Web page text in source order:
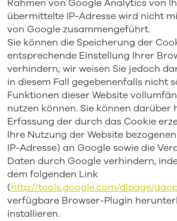
Rahmen von Google Analytics von
übermittelte IP-Adresse wird nicht
von Google zusammengeführt.
Sie können die Speicherung der
entsprechende Einstellung Ihrer
verhindern; wir weisen Sie jedoch
in diesem Fall gegebenenfalls nicht
Funktionen dieser Website
nutzen können. Sie können darüber
Erfassung der durch das Cookie
Ihre Nutzung der Website
IP-Adresse) an Google sowie die
Daten durch Google verhindern,
dem folgenden Link
(http://tools.google.com/dlpage/
verfügbare Browser-Plugin
installieren.